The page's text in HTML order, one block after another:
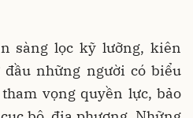
sàng lọc kỹ lưỡng, kiên
những người có biểu
vọng quyền lực, bảo